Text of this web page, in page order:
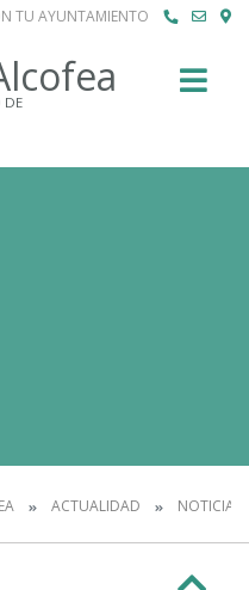
TU AYUNTAMIENTO
DE
ACTUALIDAD NOTICIAS